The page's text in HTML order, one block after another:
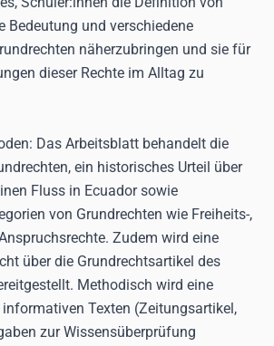
Bedeutung und verschiedene
näherzubringen und sie für
dieser Rechte im Alltag zu
Das Arbeitsblatt behandelt die
ein historisches Urteil über
Fluss in Ecuador sowie
von Grundrechten wie Freiheits-,
Zudem wird eine
über die Grundrechtsartikel des
Methodisch wird eine
Texten (Zeitungsartikel,
zur Wissensüberprüfung